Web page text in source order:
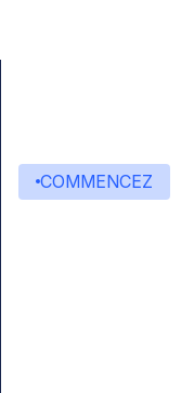
COMMENCEZ